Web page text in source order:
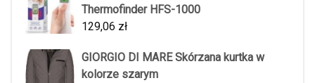
Thermofinder HFS-1000
129,06 zł
GIORGIO DI MARE Skórzana kurtka w
kolorze szarym